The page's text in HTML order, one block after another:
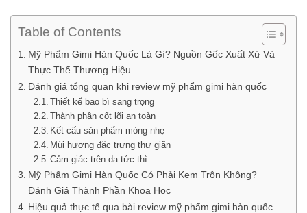
Table of Contents
Mỹ Phẩm Gimi Hàn Quốc Là Gì? Nguồn Gốc Xuất Xứ Và
Thực Thể Thương Hiệu
Đánh giá tổng quan khi review mỹ phẩm gimi hàn quốc
Thiết kế bao bì sang trọng
Thành phần cốt lõi an toàn
Kết cấu sản phẩm mỏng nhẹ
Mùi hương đặc trưng thư giãn
Cảm giác trên da tức thì
Mỹ Phẩm Gimi Hàn Quốc Có Phải Kem Trộn Không?
Đánh Giá Thành Phần Khoa Học
Hiệu quả thực tế qua bài review mỹ phẩm gimi hàn quốc